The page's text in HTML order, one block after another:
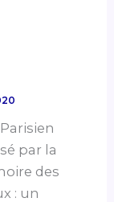
par la
des
: un